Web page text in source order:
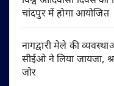
चांदपुर में होगा आयोजित
नागद्वारी मेले की
सीईओ ने लिया जायजा,
जोर